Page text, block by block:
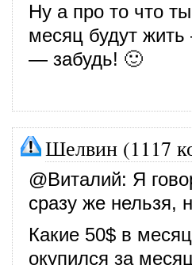
Ну а про то что
месяц будут
— забудь! 🙂
Шелвин (1117
@Виталий: Я
сразу же нельзя,
Какие 50$ в
окупился за